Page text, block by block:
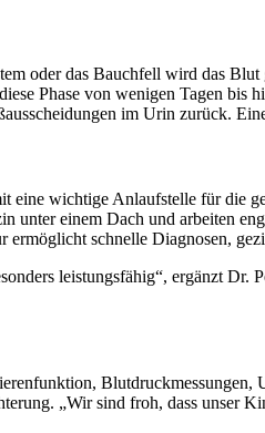
oder das Bauchfell wird das
Phase von wenigen Tagen
im Urin zurück.
wichtige Anlaufstelle für die
einem Dach und arbeiten
schnelle Diagnosen,
leistungsfähig“, ergänzt
„Wir sind froh, dass unser